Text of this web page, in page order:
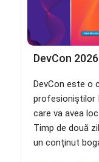
DevCon 2026
DevCon este o
profesioniștilor
care va avea
Timp de două
un conținut